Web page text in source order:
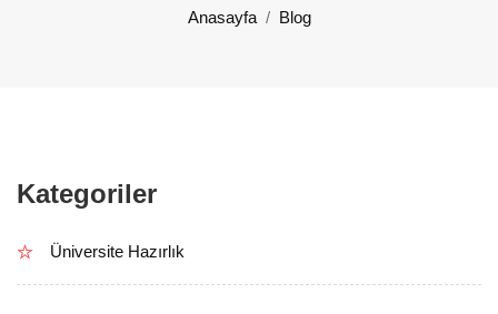
Anasayfa Blog
Kategoriler
Üniversite Hazırlık